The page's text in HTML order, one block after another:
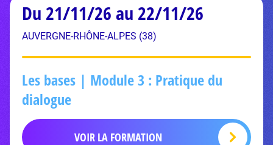
Du 21/11/26 au 22/11/26
AUVERGNE-RHÔNE-ALPES (38)
Les bases | Module 3 : Pratique du
dialogue
VOIR LA FORMATION